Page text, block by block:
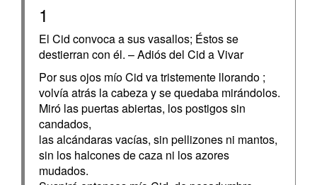
1
El Cid convoca a sus vasallos; Éstos se
destierran con él. – Adiós del Cid a Vivar
Por sus ojos mío Cid va tristemente llorando ;
volvía atrás la cabeza y se quedaba mirándolos.
Miró las puertas abiertas, los postigos sin
candados,
las alcándaras vacías, sin pellizones ni mantos,
sin los halcones de caza ni los azores
mudados.